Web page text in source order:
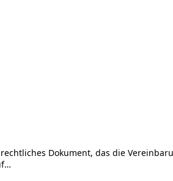
Dokument, das die